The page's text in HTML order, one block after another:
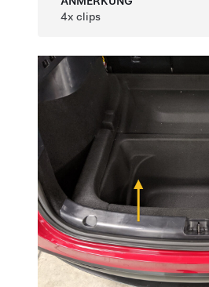
4x clips